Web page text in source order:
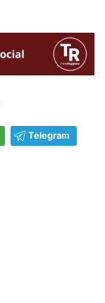
Telegram